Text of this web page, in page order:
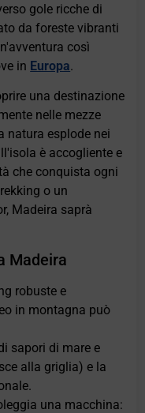
gole ricche di
da foreste vibranti
così
in Europa.
una destinazione
nelle mezze
natura esplode nei
è accogliente e
che conquista ogni
o un
Madeira saprà
Madeira
robuste e
in montagna può
sapori di mare e
alla griglia) e la
una macchina: